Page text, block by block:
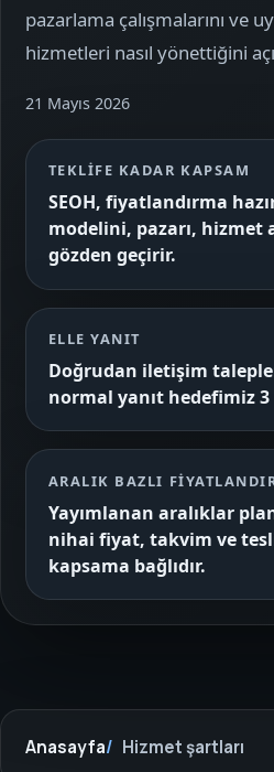
pazarlama çalışmalarını ve
hizmetleri nasıl yönettiğini
21 Mayıs 2026
TEKLIFE KADAR KAPSAM
SEOH, fiyatlandırma
modelini, pazarı, hizmet
gözden geçirir.
ELLE YANIT
Doğrudan iletişim
normal yanıt hedefimiz
ARALIK BAZLI
Yayımlanan aralıklar
nihai fiyat, takvim ve
kapsama bağlıdır.
Anasayfa Hizmet şartları